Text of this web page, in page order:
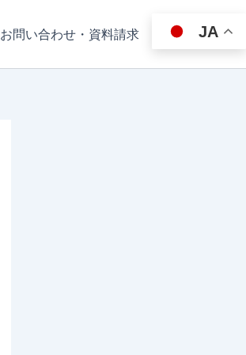
お問い合わせ・資料請求 JA